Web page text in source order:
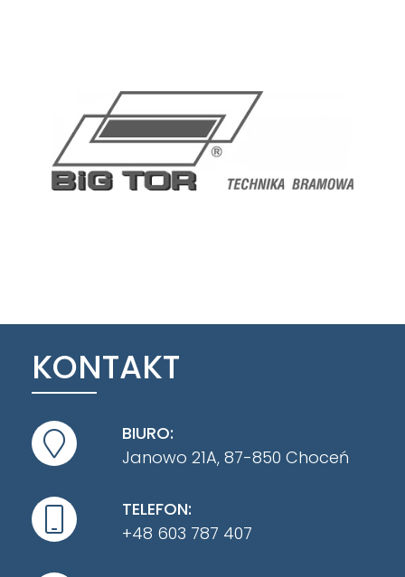
KONTAKT
BIURO:
Janowo 21A, 87-850 Choceń
TELEFON:
+48 603 787 407